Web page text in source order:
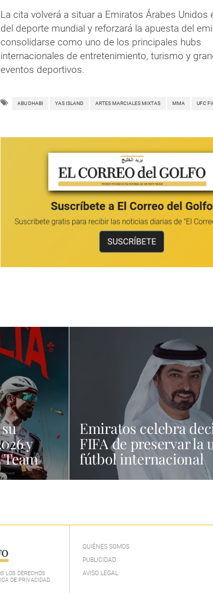
La cita volverá a situar a Emiratos Árabes Unidos
del deporte mundial y reforzará la apuesta del
consolidarse como uno de los principales hubs
internacionales de entretenimiento, turismo y
eventos deportivos.
ABU DHABI YAS ISLAND ARTES MARCIALES MIXTAS MMA UFC
y
Emiratos celebra
FIFA de preservar la
fútbol internacional
LOS DERECHOS
DE PRIVACIDAD.
QUIÉNES SOMOS
PUBLICIDAD
AVISO LEGAL